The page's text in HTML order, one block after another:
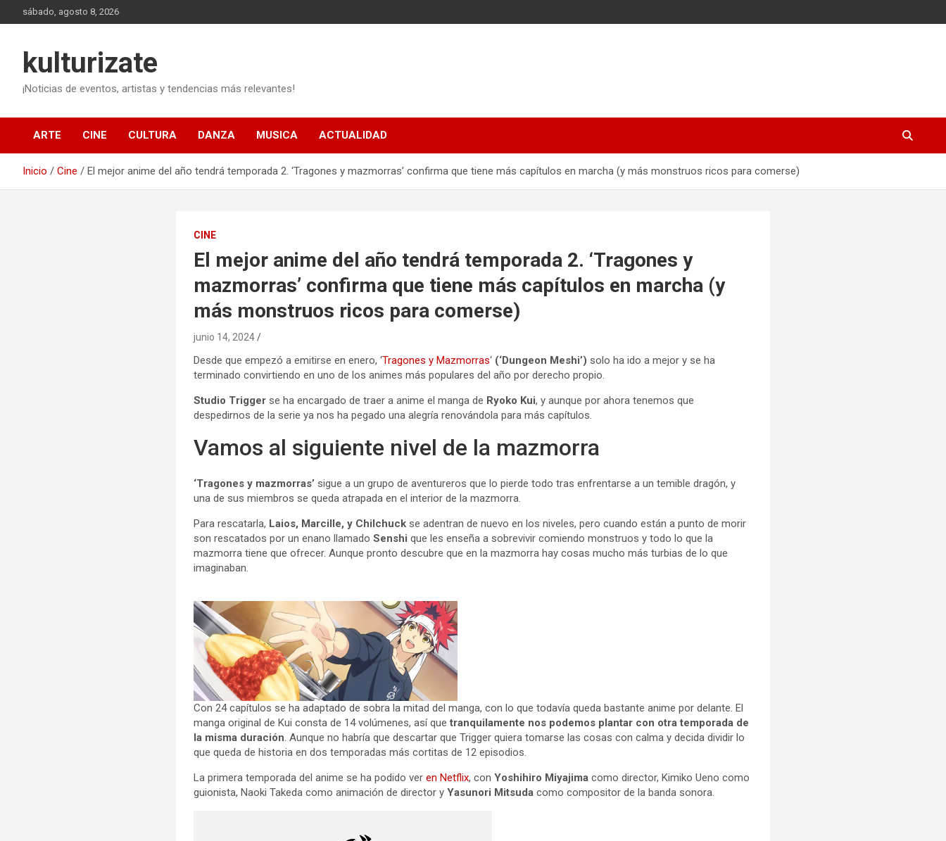
al
sábado, agosto 8, 2026
kulturizate
¡Noticias de eventos, artistas y tendencias más relevantes!
ARTE CINE CULTURA DANZA MUSICA ACTUALIDAD
Inicio Cine El mejor anime del año tendrá temporada 2. ‘Tragones y mazmorras’ confirma que tiene más capítulos en marcha (y más monstruos ricos para comerse)
CINE
El mejor anime del año tendrá temporada 2. ‘Tragones y
mazmorras’ confirma que tiene más capítulos en marcha (y
más monstruos ricos para comerse)
junio 14, 2024
Desde que empezó a emitirse en enero, ‘Tragones y Mazmorras‘ (‘Dungeon Meshi’) solo ha ido a mejor y se ha
terminado convirtiendo en uno de los animes más populares del año por derecho propio.
Studio Trigger se ha encargado de traer a anime el manga de Ryoko Kui, y aunque por ahora tenemos que
despedirnos de la serie ya nos ha pegado una alegría renovándola para más capítulos.
Vamos al siguiente nivel de la mazmorra
‘Tragones y mazmorras’ sigue a un grupo de aventureros que lo pierde todo tras enfrentarse a un temible dragón, y
una de sus miembros se queda atrapada en el interior de la mazmorra.
Para rescatarla, Laios, Marcille, y Chilchuck se adentran de nuevo en los niveles, pero cuando están a punto de morir
son rescatados por un enano llamadoSenshique les enseña a sobrevivir comiendo monstruos y todo lo que la
mazmorra tiene que ofrecer. Aunque pronto descubre que en la mazmorra hay cosas mucho más turbias de lo que
imaginaban.
Con 24 capítulos se ha adaptado de sobra la mitad del manga, con lo que todavía queda bastante anime por delante. El
manga original de Kui consta de 14 volúmenes, así que tranquilamente nos podemos plantar con otra temporada de
la misma duración. Aunque no habría que descartar que Trigger quiera tomarse las cosas con calma y decida dividir lo
que queda de historia en dos temporadas más cortitas de 12 episodios.
La primera temporada del anime se ha podido veren Netflix, conYoshihiro Miyajimacomo director, Kimiko Ueno como
guionista, Naoki Takeda como animación de director yYasunori Mitsuda como compositor de la banda sonora.